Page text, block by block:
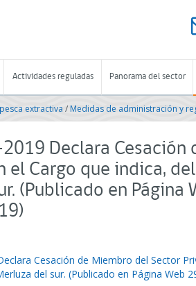
Actividades reguladas Panorama del sector
extractiva /Medidas de administración y
2019 Declara
el Cargo que indica,
(Publicado en
Cesación de Miembro del Sector
del sur. (Publicado en Página Web